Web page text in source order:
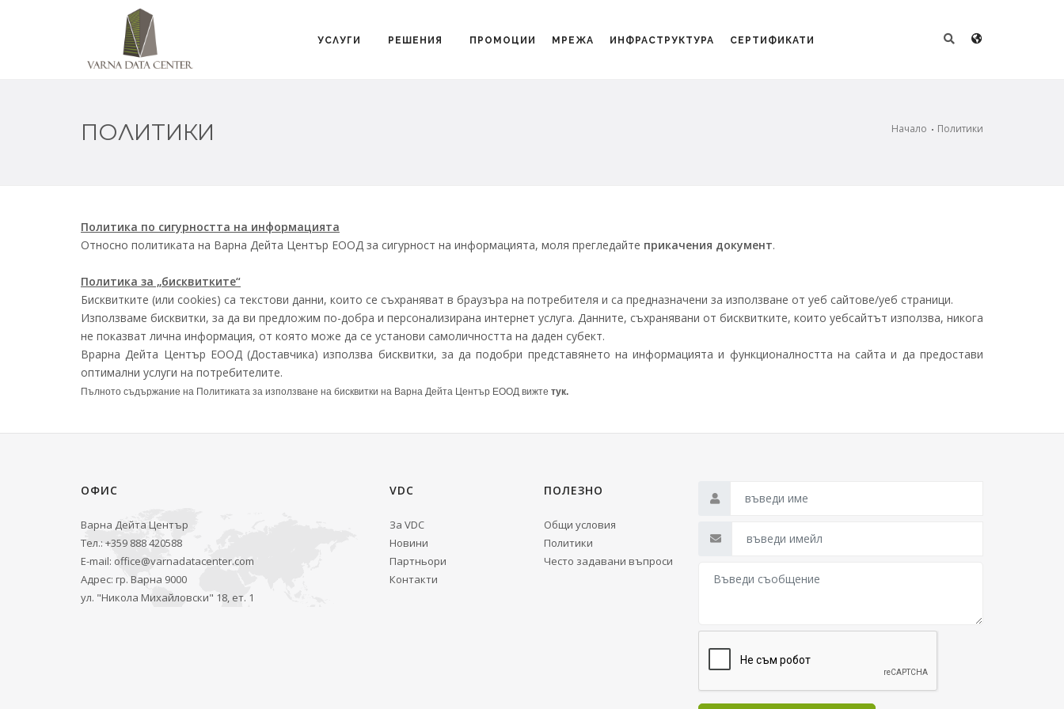
УСЛУГИ РЕШЕНИЯ ПРОМОЦИИ МРЕЖА ИНФРАСТРУКТУРА СЕРТИФИКАТИ
Начало Политики
ПОЛИТИКИ
Политика по сигурността на информацията
Относно политиката на Варна Дейта Център ЕООД за сигурност на информацията, моля прегледайте прикачения документ.
Политика за „бисквитките“
Бисквитките (или cookies) са текстови данни, които се съхраняват в браузъра на потребителя и са предназначени за използване от уеб сайтове/уеб страници.
Използваме бисквитки, за да ви предложим по-добра и персонализирана интернет услуга. Данните, съхранявани от бисквитките, които уебсайтът използва, никога
не показват лична информация, от която може да се установи самоличността на даден субект.
Врарна Дейта Център ЕООД (Доставчика) използва бисквитки, за да подобри представянето на информацията и функционалността на сайта и да предостави
оптимални услуги на потребителите.
Пълното съдържание на Политиката за използване на бисквитки на Варна Дейта Център ЕООД вижте тук.
ОФИС
Варна Дейта Център
Тел.: +359 888 420588
E-mail: office@varnadatacenter.com
Адрес: гр. Варна 9000
ул. "Никола Михайловски" 18, ет. 1
VDC
За VDC
Новини
Партньори
Контакти
ПОЛЕЗНО
Общи условия
Политики
Често задавани въпроси